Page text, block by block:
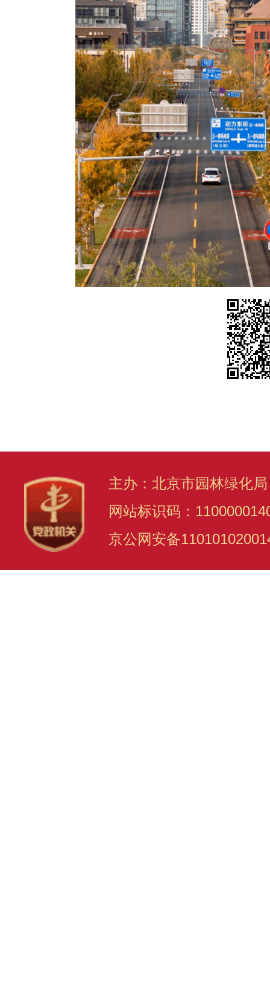
主办：北京市园林绿化
网站标识码：
京公网安备